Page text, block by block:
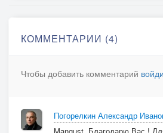
КОММЕНТАРИИ (4)
Чтобы добавить комментарий
Погорелкин Александр